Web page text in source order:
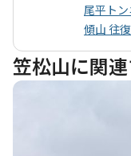
尾平ト
傾山 往
笠松山に関